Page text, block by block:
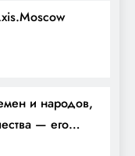
и народов,
— его